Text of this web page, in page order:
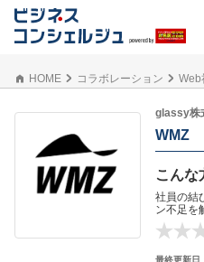
HOME コラボレーション Web
glassy株
WMZ
こんな
社員の結
ン不足を
最終更新日